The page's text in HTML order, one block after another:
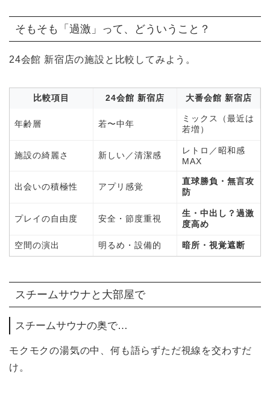
そもそも「過激」って、どういうこと？
24会館 新宿店の施設と比較してみよう。
比較項目 24会館 新宿店 大番会館 新宿店
年齢層 若〜中年
ミックス（最近は
若増）
施設の綺麗さ 新しい／清潔感
レトロ／昭和感
MAX
出会いの積極性 アプリ感覚
直球勝負・無言攻
防
プレイの自由度 安全・節度重視
生・中出し？過激
度高め
空間の演出 明るめ・設備的 暗所・視覚遮断
スチームサウナと大部屋で
スチームサウナの奥で…
モクモクの湯気の中、何も語らずただ視線を交わすだ
け。